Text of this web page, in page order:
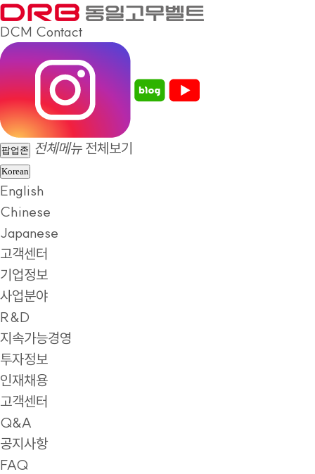
DCM Contact
팝업존 전체메뉴 전체보기
Korean
English
Chinese
Japanese
고객센터
기업정보
사업분야
R&D
지속가능경영
투자정보
인재채용
고객센터
Q&A
공지사항
FAQ